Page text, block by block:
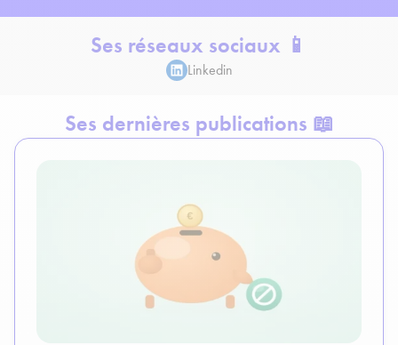
Ses réseaux sociaux 📱
Linkedin
Ses dernières publications 📖